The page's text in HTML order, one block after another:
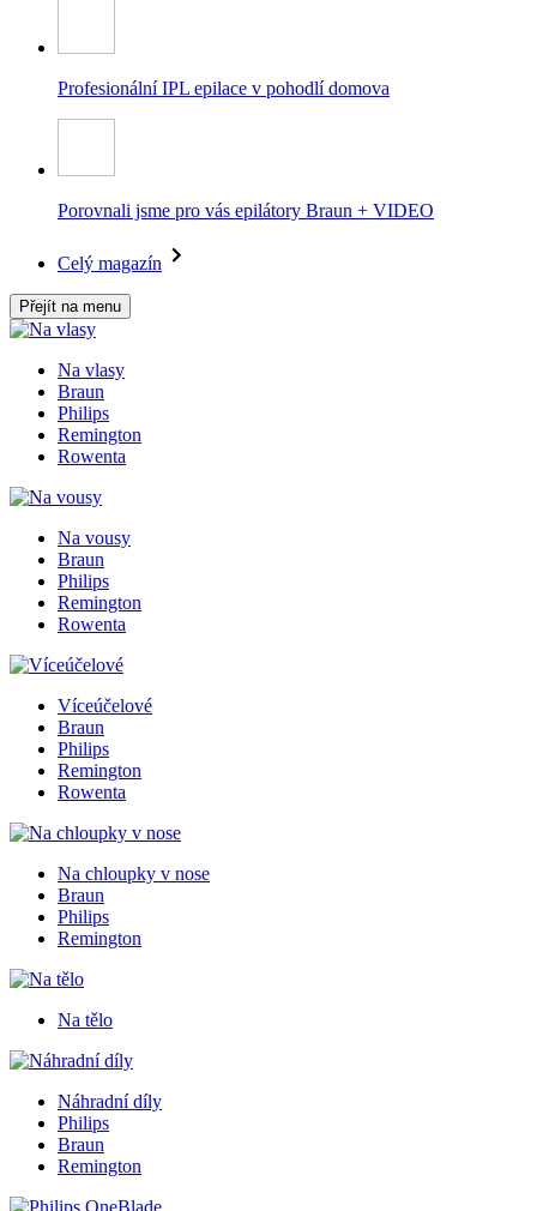
Profesionální IPL epilace v pohodlí domova
Porovnali jsme pro vás epilátory Braun + VIDEO
Celý magazín
Přejít na menu
Na vlasy
Braun
Philips
Remington
Rowenta
Na vousy
Braun
Philips
Remington
Rowenta
Víceúčelové
Braun
Philips
Remington
Rowenta
Na chloupky v nose
Braun
Philips
Remington
Na tělo
Náhradní díly
Philips
Braun
Remington